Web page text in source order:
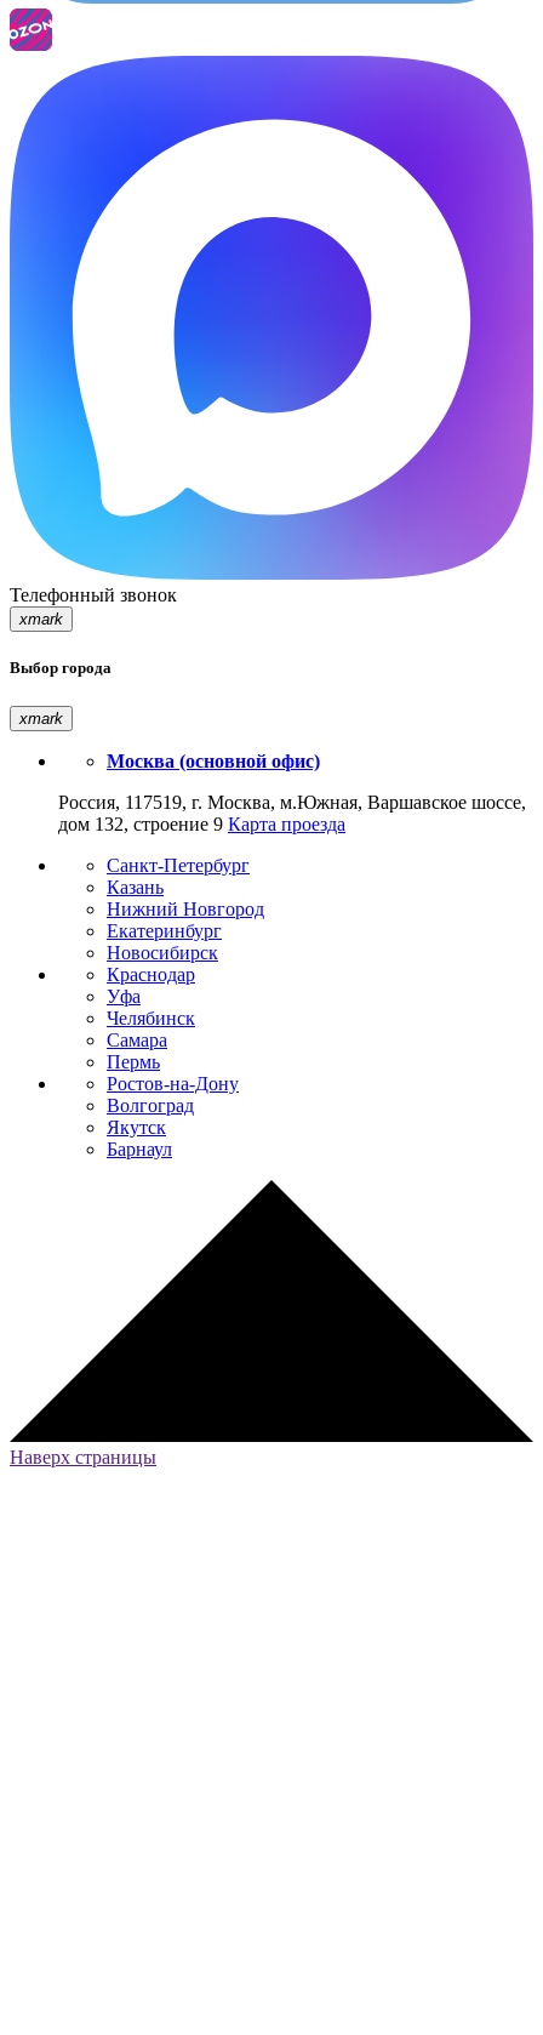
Телефонный звонок
xmark
Выбор города
xmark
Москва (основной офис)
Россия, 117519, г. Москва, м.Южная, Варшавское шоссе,
дом 132, строение 9 Карта проезда
Санкт-Петербург
Казань
Нижний Новгород
Екатеринбург
Новосибирск
Краснодар
Уфа
Челябинск
Самара
Пермь
Ростов-на-Дону
Волгоград
Якутск
Барнаул
Наверх страницы